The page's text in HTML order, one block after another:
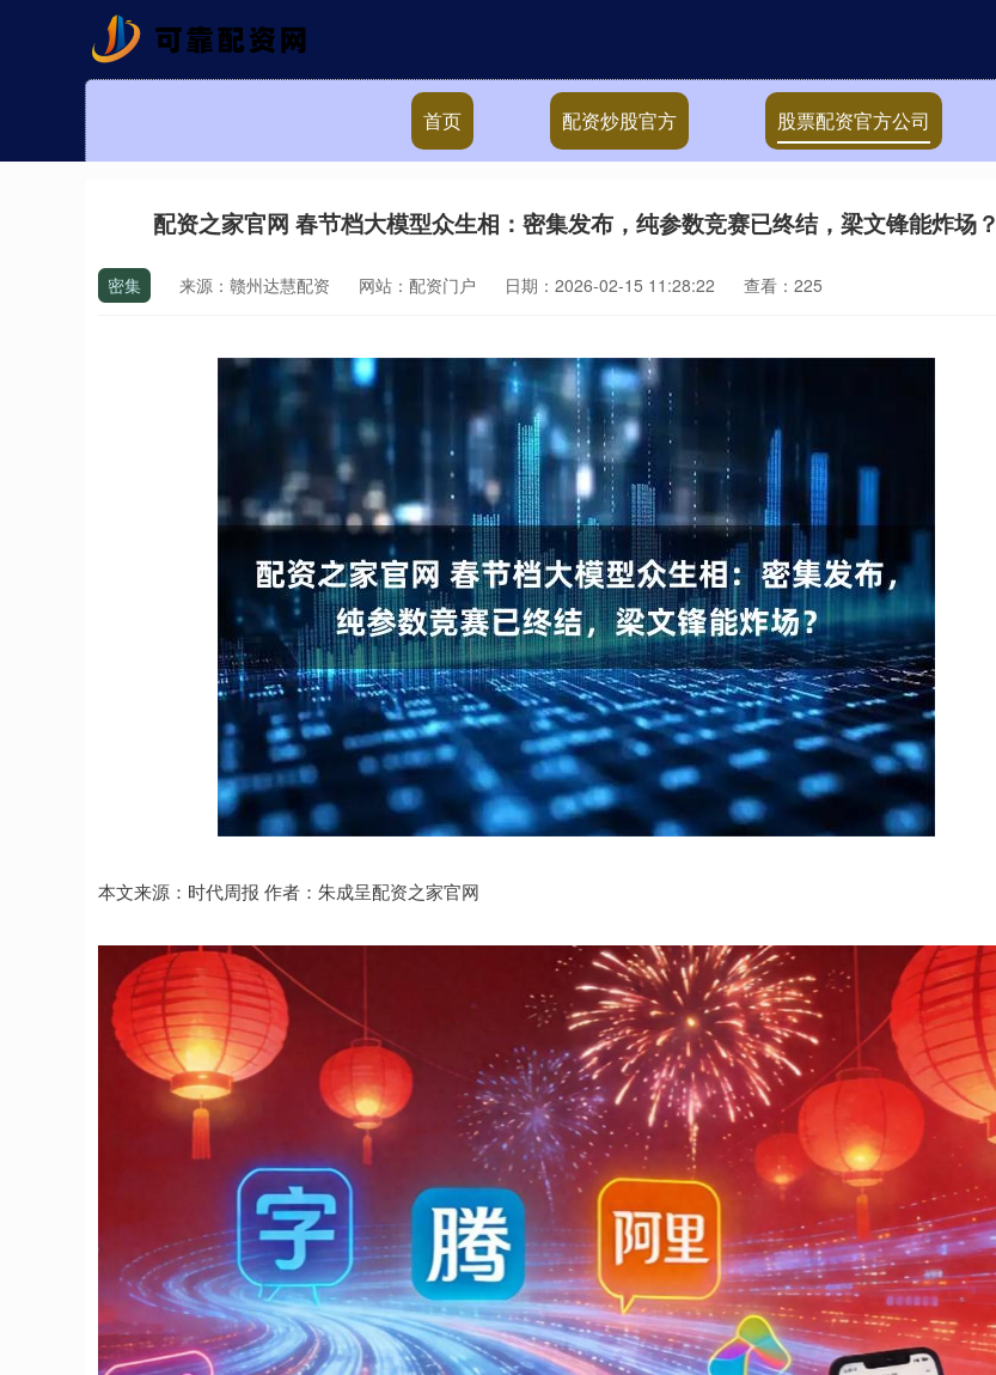
首页 配资炒股官方 股票配资官方公司
配资之家官网 春节档大模型众生相：密集发布，纯参数竞赛已终结，梁文锋能炸场？
密集 来源：赣州达慧配资 网站：配资门户 日期：2026-02-15 11:28:22 查看：225
本文来源：时代周报 作者：朱成呈配资之家官网